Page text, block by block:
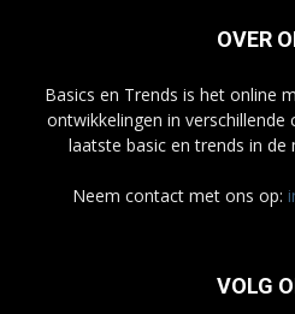
OVER
Basics en Trends is het online
ontwikkelingen in verschillende
laatste basic en trends in de
Neem contact met ons op:
VOLG